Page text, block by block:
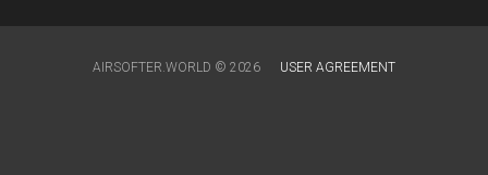
AIRSOFTER.WORLD © 2026 USER AGREEMENT